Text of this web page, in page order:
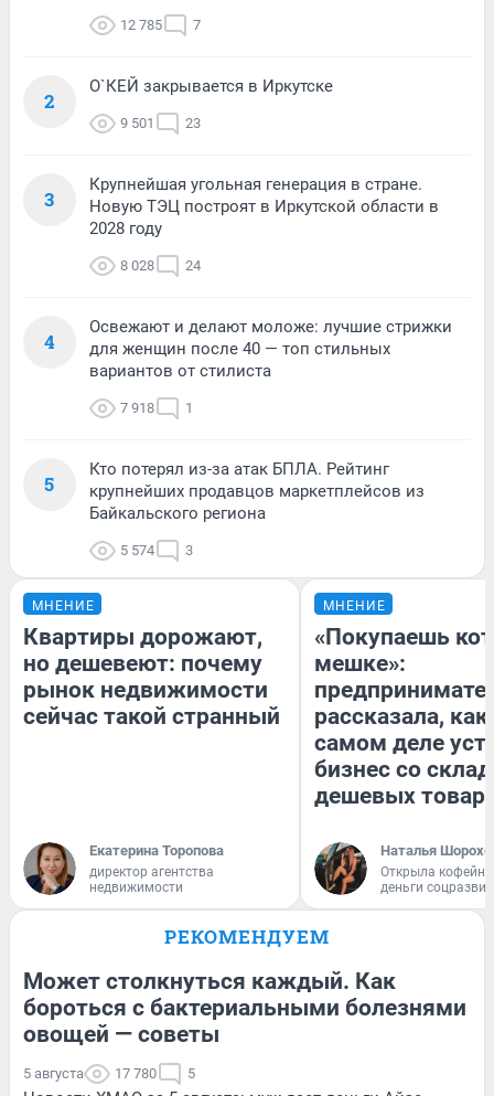
12 785 7
2
О`КЕЙ закрывается в Иркутске
9 501 23
3
Крупнейшая угольная генерация в стране.
Новую ТЭЦ построят в Иркутской области в
2028 году
8 028 24
4
Освежают и делают моложе: лучшие стрижки
для женщин после 40 — топ стильных
вариантов от стилиста
7 918 1
5
Кто потерял из-за атак БПЛА. Рейтинг
крупнейших продавцов маркетплейсов из
Байкальского региона
5 574 3
МНЕНИЕ
Квартиры дорожают,
но дешевеют: почему
рынок недвижимости
сейчас такой странный
Екатерина Торопова
директор агентства
недвижимости
МНЕНИЕ
«Покупаешь
мешке»:
рассказала, как
самом деле
бизнес со
дешевых
Наталья
Открыла
деньги
РЕКОМЕНДУЕМ
Может столкнуться каждый. Как
бороться с бактериальными болезнями
овощей — советы
5 августа 17 780 5